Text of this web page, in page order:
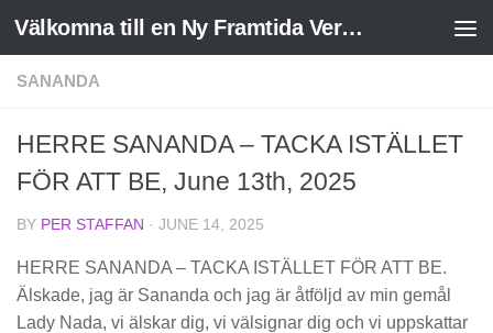
Skip to content Välkomna till en Ny Framtida Verklighet
SANANDA
HERRE SANANDA – TACKA ISTÄLLET
FÖR ATT BE, June 13th, 2025
BY PER STAFFAN · JUNE 14, 2025
HERRE SANANDA – TACKA ISTÄLLET FÖR ATT BE.
Älskade, jag är Sananda och jag är åtföljd av min gemål
Lady Nada, vi älskar dig, vi välsignar dig och vi uppskattar